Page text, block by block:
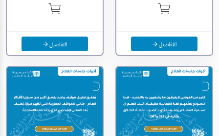
التفاصيل التفاصيل